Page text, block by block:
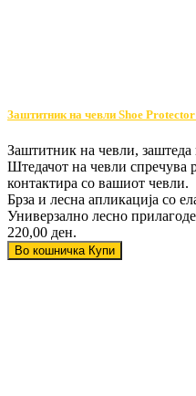
Заштитник на чевли Shoe
Заштитник на чевли, заштеда
Штедачот на чевли спречува
контактира со вашиот чевли.
Брза и лесна апликација со
Универзално лесно
220,00 ден.
Во кошничка Купи